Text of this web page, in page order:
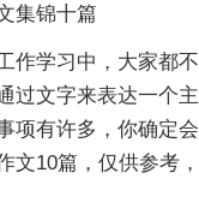
集锦十篇
作学习中，大家都
过文字来表达一个
项有许多，你确定
文10篇，仅供参考